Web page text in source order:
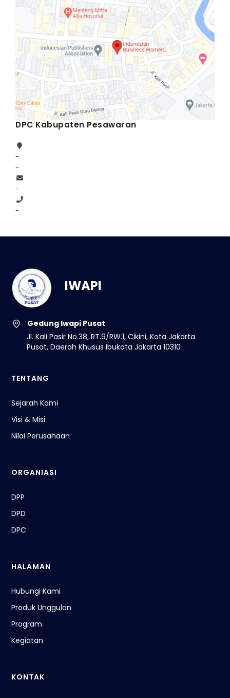
DPC Kabupaten Pesawaran
-
-
-
-
IWAPI
Gedung Iwapi Pusat
Jl. Kali Pasir No.38, RT.9/RW.1, Cikini, Kota Jakarta
Pusat, Daerah Khusus Ibukota Jakarta 10310
TENTANG
Sejarah Kami
Visi & Misi
Nilai Perusahaan
ORGANIASI
DPP
DPD
DPC
HALAMAN
Hubungi Kami
Produk Unggulan
Program
Kegiatan
KONTAK